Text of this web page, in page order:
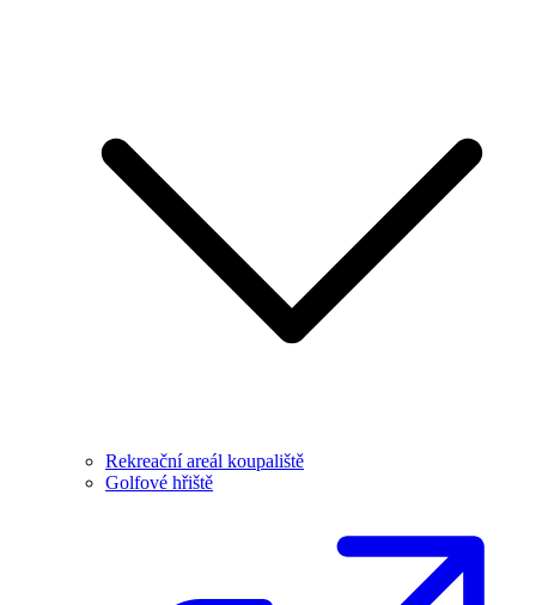
Rekreační areál koupaliště
Golfové hřiště